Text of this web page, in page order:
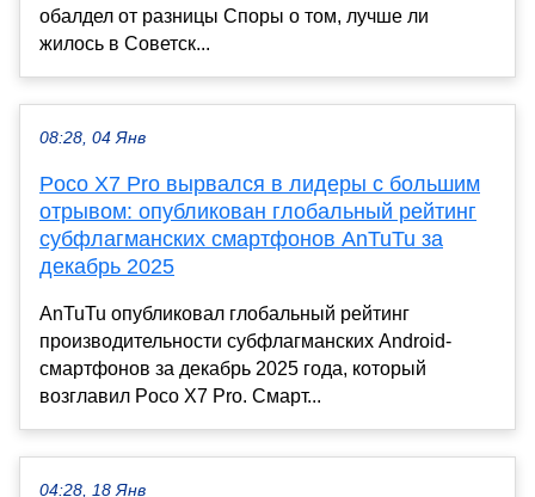
обалдел от разницы Споры о том, лучше ли
жилось в Советск...
08:28, 04 Янв
Poco X7 Pro вырвался в лидеры с большим
отрывом: опубликован глобальный рейтинг
субфлагманских смартфонов AnTuTu за
декабрь 2025
AnTuTu опубликовал глобальный рейтинг
производительности субфлагманских Android-
смартфонов за декабрь 2025 года, который
возглавил Poco X7 Pro. Смарт...
04:28, 18 Янв